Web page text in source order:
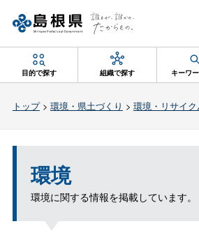
目的で探す 組織で探す キーワ
トップ> 環境・県土づくり > 環境・リサイ
環境
環境に関する情報を掲載しています。